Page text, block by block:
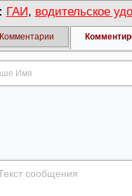
ГАИ, водительское
Комментарии